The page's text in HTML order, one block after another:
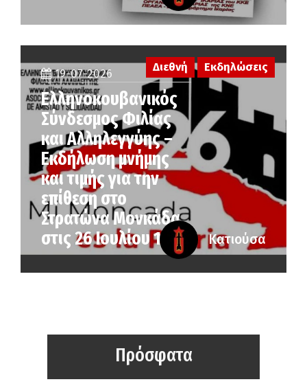
19-07-2026
Ελληνοκουβανικός
Σύνδεσμος Φιλίας
και Αλληλεγγύης –
Εκδήλωση μνήμης
και τιμής για την
επίθεση στο
Στρατώνα Μονκάδα
στις 26 Ιουλίου 1953
Διεθνή Εκδηλώσεις
Κατιούσα
Πρόσφατα